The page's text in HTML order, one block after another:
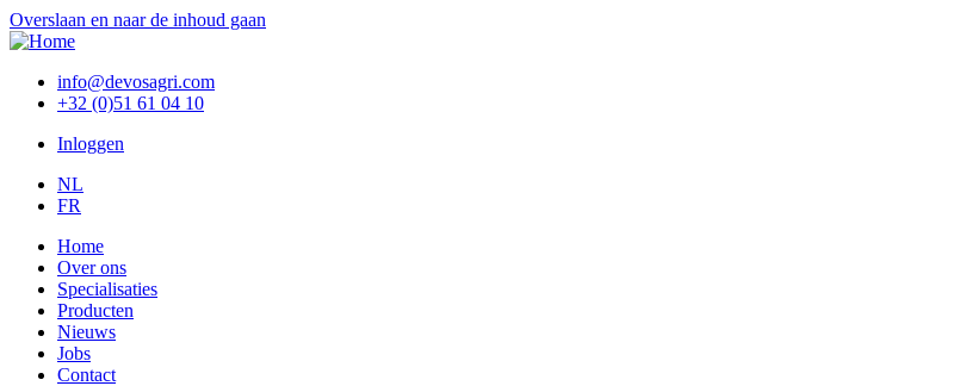
Overslaan en naar de inhoud gaan
info@devosagri.com
+32 (0)51 61 04 10
Inloggen
NL
FR
Home
Over ons
Specialisaties
Producten
Nieuws
Jobs
Contact